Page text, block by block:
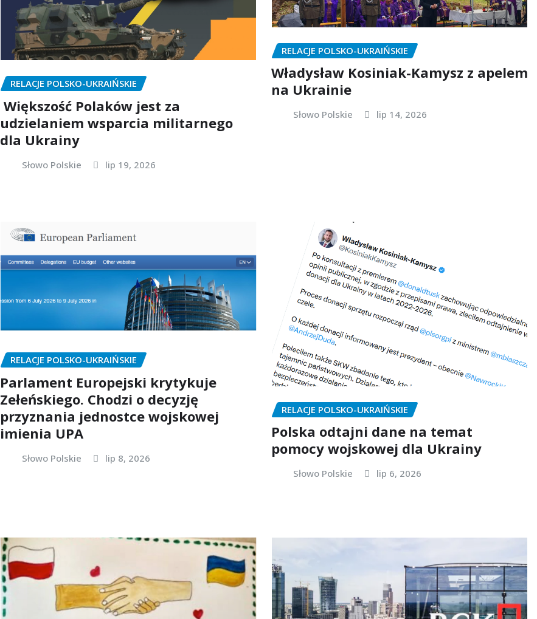
RELACJE POLSKO-UKRAIŃSKIE
Większość Polaków jest za
udzielaniem wsparcia militarnego
dla Ukrainy
Słowo Polskie lip 19, 2026
RELACJE POLSKO-UKRAIŃSKIE
Władysław Kosiniak-Kamysz z apelem
na Ukrainie
Słowo Polskie lip 14, 2026
RELACJE POLSKO-UKRAIŃSKIE
Parlament Europejski krytykuje
Zełeńskiego. Chodzi o decyzję
przyznania jednostce wojskowej
imienia UPA
Słowo Polskie lip 8, 2026
RELACJE POLSKO-UKRAIŃSKIE
Polska odtajni dane na temat
pomocy wojskowej dla Ukrainy
Słowo Polskie lip 6, 2026